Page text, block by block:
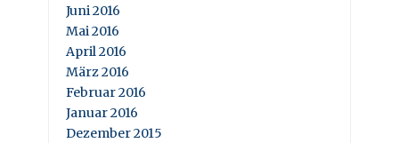
Juni 2016
Mai 2016
April 2016
März 2016
Februar 2016
Januar 2016
Dezember 2015